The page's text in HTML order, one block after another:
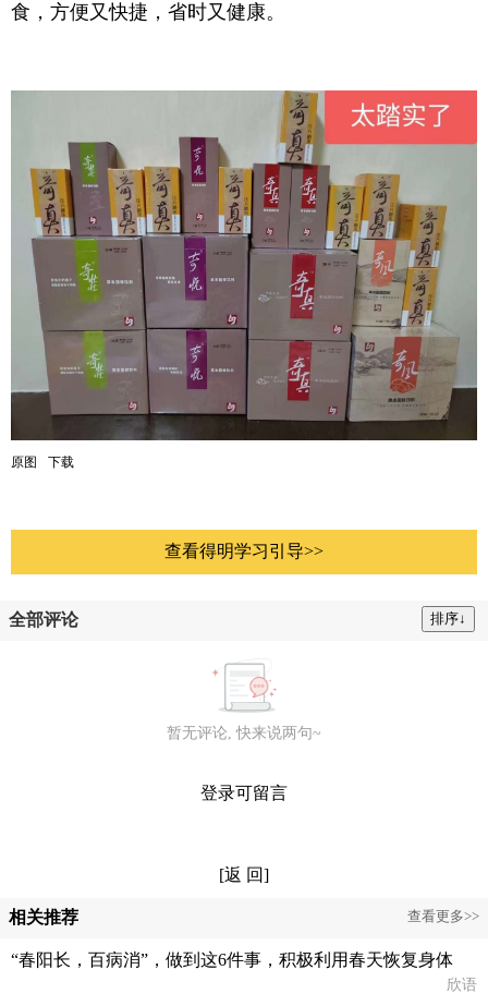
食，方便又快捷，省时又健康。
原图 下载
查看得明学习引导>>
全部评论
暂无评论, 快来说两句~
登录可留言
[返 回]
相关推荐 查看更多>>
“春阳长，百病消”，做到这6件事，积极利用春天恢复身体
欣语